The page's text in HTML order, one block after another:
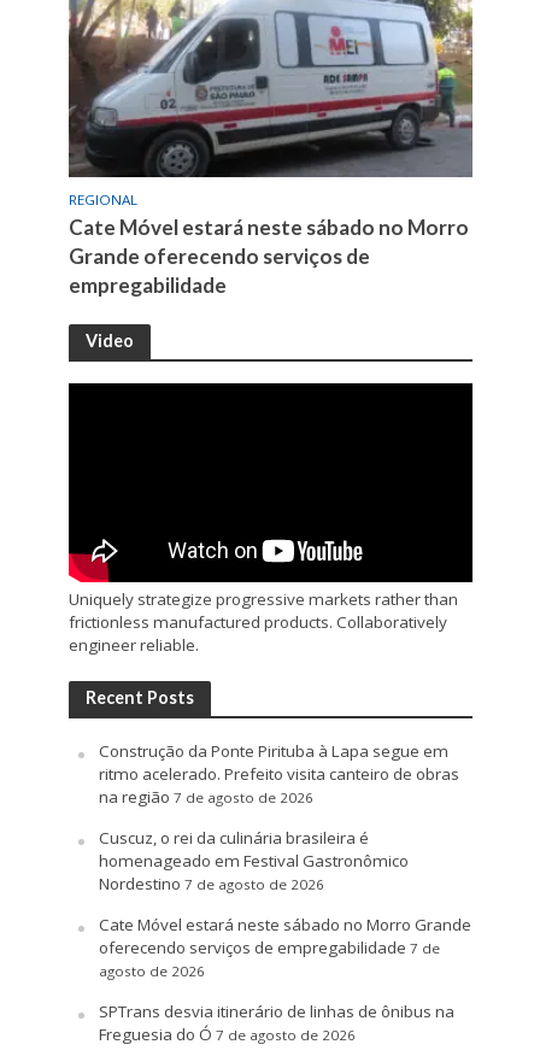
REGIONAL
Cate Móvel estará neste sábado no Morro
Grande oferecendo serviços de
empregabilidade
Video
Uniquely strategize progressive markets rather than
frictionless manufactured products. Collaboratively
engineer reliable.
Recent Posts
Construção da Ponte Pirituba à Lapa segue em
ritmo acelerado. Prefeito visita canteiro de obras
na região 7 de agosto de 2026
Cuscuz, o rei da culinária brasileira é
homenageado em Festival Gastronômico
Nordestino 7 de agosto de 2026
Cate Móvel estará neste sábado no Morro Grande
oferecendo serviços de empregabilidade 7 de
agosto de 2026
SPTrans desvia itinerário de linhas de ônibus na
Freguesia do Ó 7 de agosto de 2026